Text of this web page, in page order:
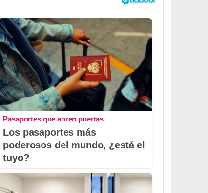
Pasaportes que abren puertas
Los pasaportes más
poderosos del mundo, ¿está el
tuyo?